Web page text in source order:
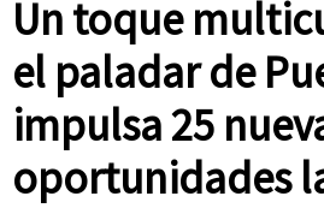
Un toque
el paladar de
impulsa 25
oportunidades